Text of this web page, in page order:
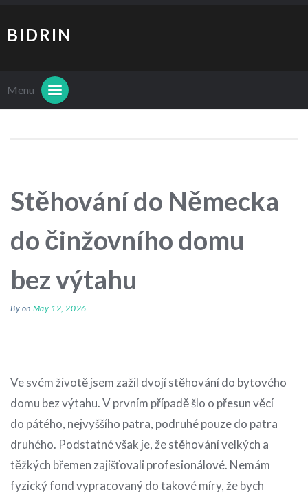
BIDRIN
Menu
Stěhování do Německa
do činžovního domu
bez výtahu
By on May 12, 2026
Ve svém životě jsem zažil dvojí stěhování do bytového
domu bez výtahu. V prvním případě šlo o přesun věcí
do pátého, nejvyššího patra, podruhé pouze do patra
druhého. Podstatné však je, že stěhování velkých a
těžkých břemen zajišťovali profesionálové. Nemám
fyzický fond vypracovaný do takové míry, že bych